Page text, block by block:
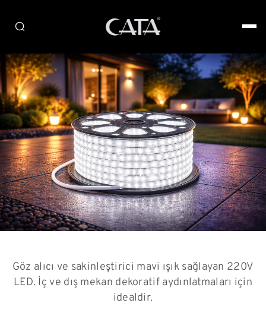
Göz alıcı ve sakinleştirici mavi ışık sağlayan 220V
LED. İç ve dış mekan dekoratif aydınlatmaları için
idealdir.